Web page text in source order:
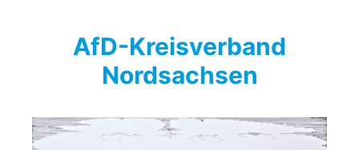
AfD-Kreisverband
Nordsachsen